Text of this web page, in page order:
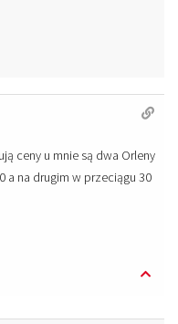
ceny u mnie są dwa Orleny
a na drugim w przeciągu 30